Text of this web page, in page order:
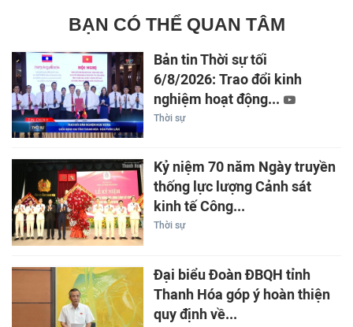
BẠN CÓ THỂ QUAN TÂM
Bản tin Thời sự tối
6/8/2026: Trao đổi kinh
nghiệm hoạt động...
Thời sự
Kỷ niệm 70 năm Ngày truyền
thống lực lượng Cảnh sát
kinh tế Công...
Thời sự
Đại biểu Đoàn ĐBQH tỉnh
Thanh Hóa góp ý hoàn thiện
quy định về...